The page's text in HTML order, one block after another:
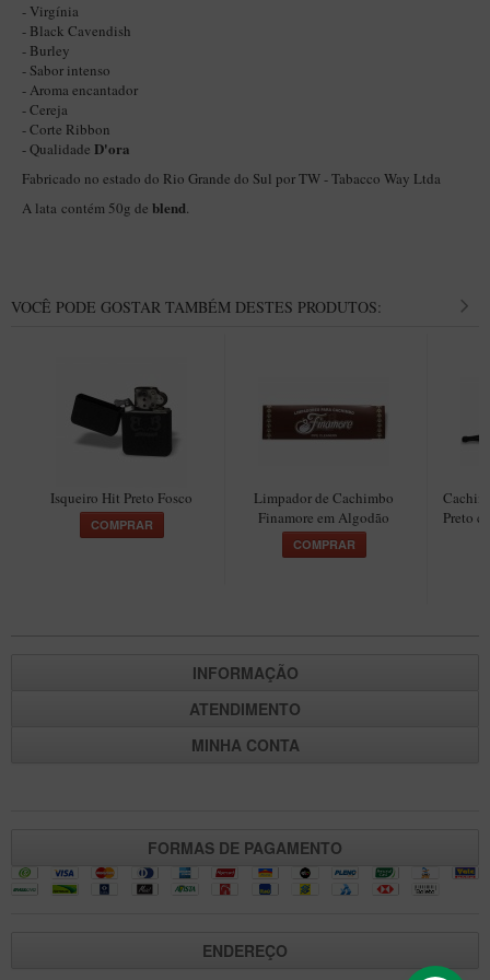
Itália Encerado
Maestro Nacional
Maestro Nacional Encerado
Caboclo - 7 Voltas
Cachimbeco
Churchwarden
Jateado
Montana
Mouton
New Rose Polido
Petrus
BB Liso e Rústico
Elite Longo
CACHIMBOS ARTESANAIS DE BRIAR ITALIANO
- Virgínia
- Black Cavendish
- Burley
- Sabor intenso
- Aroma encantador
- Cereja
- Corte Ribbon
- Qualidade D'ora
Fabricado no estado do Rio Grande do Sul por TW - Tabacco Way Ltda
A lata contém 50g de blend.
VOCÊ PODE GOSTAR TAMBÉM DESTES PRODUTOS:
Isqueiro Hit Preto Fosco
COMPRAR
Limpador de Cachimbo
Finamore em Algodão
COMPRAR
Preto
INFORMAÇÃO
ATENDIMENTO
MINHA CONTA
FORMAS DE PAGAMENTO
ENDEREÇO